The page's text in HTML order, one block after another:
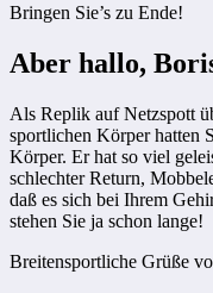
Bringen Sie’s zu Ende!
Aber hallo,
Als Replik auf Netzspott
sportlichen Körper hatten
Körper. Er hat so viel
schlechter Return,
daß es sich bei Ihrem
stehen Sie ja schon lange!
Breitensportliche Grüße